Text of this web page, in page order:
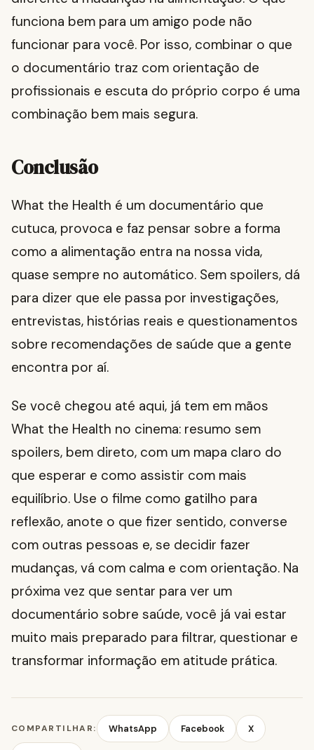
funciona bem para um amigo pode não
funcionar para você. Por isso, combinar o que
o documentário traz com orientação de
profissionais e escuta do próprio corpo é uma
combinação bem mais segura.
Conclusão
What the Health é um documentário que
cutuca, provoca e faz pensar sobre a forma
como a alimentação entra na nossa vida,
quase sempre no automático. Sem spoilers, dá
para dizer que ele passa por investigações,
entrevistas, histórias reais e questionamentos
sobre recomendações de saúde que a gente
encontra por aí.
Se você chegou até aqui, já tem em mãos
What the Health no cinema: resumo sem
spoilers, bem direto, com um mapa claro do
que esperar e como assistir com mais
equilíbrio. Use o filme como gatilho para
reflexão, anote o que fizer sentido, converse
com outras pessoas e, se decidir fazer
mudanças, vá com calma e com orientação. Na
próxima vez que sentar para ver um
documentário sobre saúde, você já vai estar
muito mais preparado para filtrar, questionar e
transformar informação em atitude prática.
COMPARTILHAR: WhatsApp Facebook X